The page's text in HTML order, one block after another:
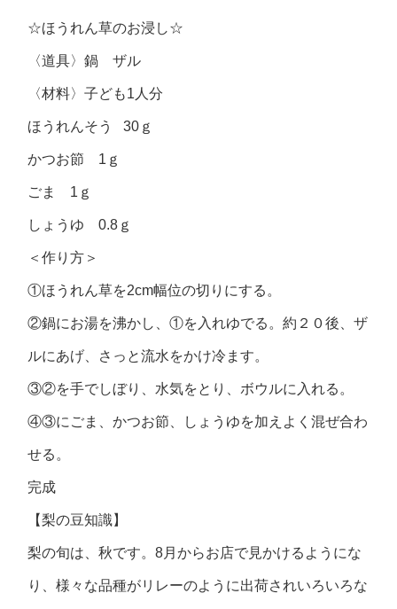
☆ほうれん草のお浸し☆
〈道具〉鍋 ザル
〈材料〉子ども1人分
ほうれんそう 30ｇ
かつお節 1ｇ
ごま 1ｇ
しょうゆ 0.8ｇ
＜作り方＞
①ほうれん草を2cm幅位の切りにする。
②鍋にお湯を沸かし、①を入れゆでる。約２０後、ザ
ルにあげ、さっと流水をかけ冷ます。
③②を手でしぼり、水気をとり、ボウルに入れる。
④③にごま、かつお節、しょうゆを加えよく混ぜ合わ
せる。
完成
【梨の豆知識】
梨の旬は、秋です。8月からお店で見かけるようにな
り、様々な品種がリレーのように出荷されいろいろな